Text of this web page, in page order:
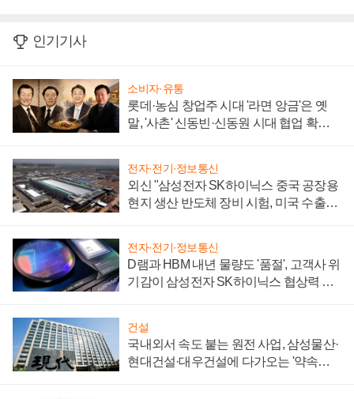
인기기사
소비자·유통
롯데·농심 창업주 시대 '라면 앙금'은 옛
말, '사촌' 신동빈·신동원 시대 협업 확대
전자·전기·정보통신
외신 "삼성전자 SK하이닉스 중국 공장용
현지 생산 반도체 장비 시험, 미국 수출통
전자·전기·정보통신
D램과 HBM 내년 물량도 '품절', 고객사 위
기감이 삼성전자 SK하이닉스 협상력 더
건설
국내외서 속도 붙는 원전 사업, 삼성물산·
현대건설·대우건설에 다가오는 '약속의